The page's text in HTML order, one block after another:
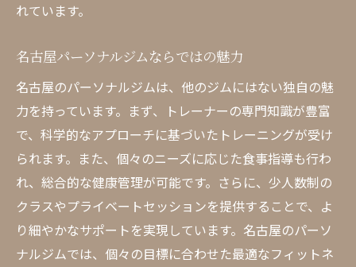
れています。
名古屋パーソナルジムならではの魅力
名古屋のパーソナルジムは、他のジムにはない独自の魅
力を持っています。まず、トレーナーの専門知識が豊富
で、科学的なアプローチに基づいたトレーニングが受け
られます。また、個々のニーズに応じた食事指導も行わ
れ、総合的な健康管理が可能です。さらに、少人数制の
クラスやプライベートセッションを提供することで、よ
り細やかなサポートを実現しています。名古屋のパーソ
ナルジムでは、個々の目標に合わせた最適なフィットネ